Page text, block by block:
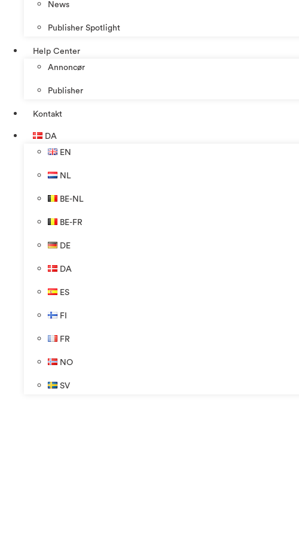
News
Publisher Spotlight
Help Center
Annoncør
Publisher
Kontakt
DA
EN
NL
BE-NL
BE-FR
DE
DA
ES
FI
FR
NO
SV